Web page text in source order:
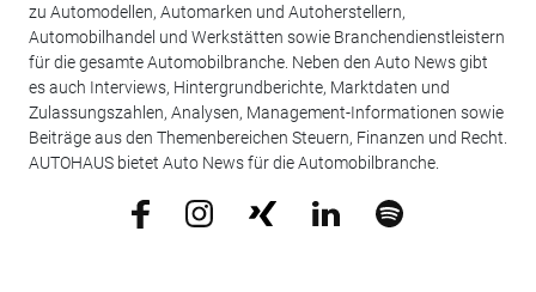
zu Automodellen, Automarken und Autoherstellern,
Automobilhandel und Werkstätten sowie Branchendienstleistern
für die gesamte Automobilbranche. Neben den Auto News gibt
es auch Interviews, Hintergrundberichte, Marktdaten und
Zulassungszahlen, Analysen, Management-Informationen sowie
Beiträge aus den Themenbereichen Steuern, Finanzen und Recht.
AUTOHAUS bietet Auto News für die Automobilbranche.